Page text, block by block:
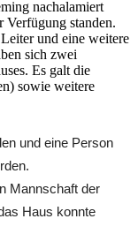
nachalamiert
Verfügung standen.
und eine weitere
sich zwei
Es galt die
sowie weitere
und eine Person
Mannschaft der
Haus konnte